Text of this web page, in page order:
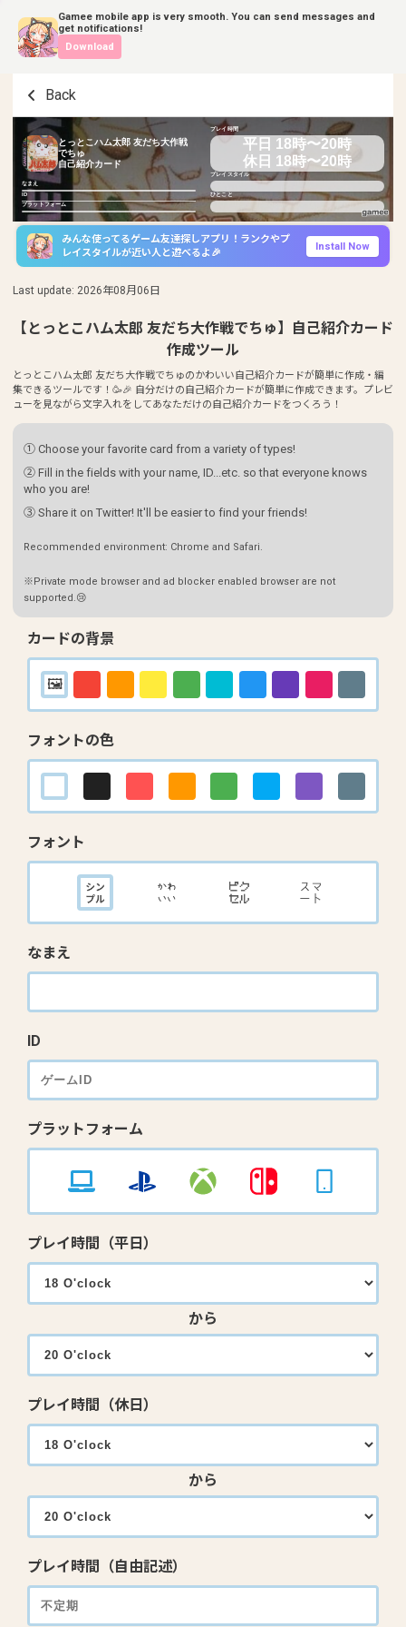
Gamee mobile app is very smooth. You can send messages and
get notifications!
Download
Back
とっとこハム太郎 友だち大作戦
でちゅ
自己紹介カード
なまえ
ID
プラットフォーム
プレイ時間
平日 18時〜20時
休日 18時〜20時
プレイスタイル
ひとこと
みんな使ってるゲーム友達探しアプリ！ランクやプ
レイスタイルが近い人と遊べるよ🎉
Install Now
Last update: 2026年08月06日
【とっとこハム太郎 友だち大作戦でちゅ】自己紹介カード
作成ツール
とっとこハム太郎 友だち大作戦でちゅのかわいい自己紹介カードが簡単に作成・編
集できるツールです！🥳🎉 自分だけの自己紹介カードが簡単に作成できます。プレビ
ューを見ながら文字入れをしてあなただけの自己紹介カードをつくろう！
① Choose your favorite card from a variety of types!
② Fill in the fields with your name, ID...etc. so that everyone knows
who you are!
③ Share it on Twitter! It'll be easier to find your friends!
Recommended environment: Chrome and Safari.
※Private mode browser and ad blocker enabled browser are not
supported.😢
カードの背景
フォントの色
フォント
なまえ
ID
プラットフォーム
プレイ時間（平日）
から
プレイ時間（休日）
から
プレイ時間（自由記述）